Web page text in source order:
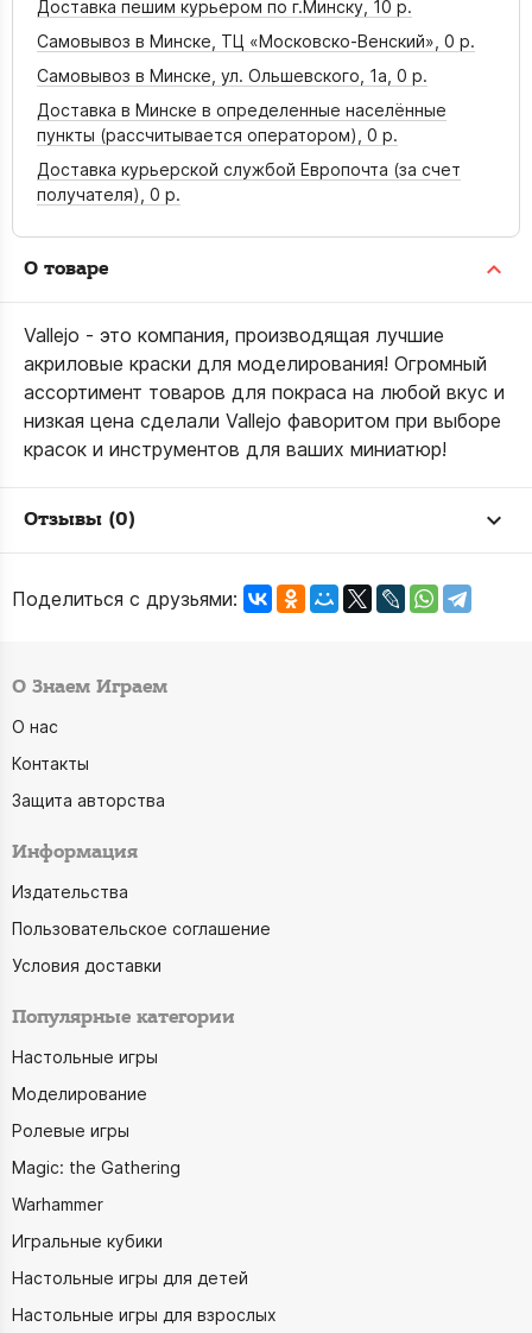
Доставка пешим курьером по г.Минску, 10 р.
Самовывоз в Минске, ТЦ «Московско-Венский», 0 р.
Самовывоз в Минске, ул. Ольшевского, 1а, 0 р.
Доставка в Минске в определенные населённые
пункты (рассчитывается оператором), 0 р.
Доставка курьерской службой Европочта (за счет
получателя), 0 р.
О товаре
Vallejo - это компания, производящая лучшие
акриловые краски для моделирования! Огромный
ассортимент товаров для покраса на любой вкус и
низкая цена сделали Vallejo фаворитом при выборе
красок и инструментов для ваших миниатюр!
Отзывы (0)
Поделиться с друзьями:
О Знаем Играем
О нас
Контакты
Защита авторства
Информация
Издательства
Пользовательское соглашение
Условия доставки
Популярные категории
Настольные игры
Моделирование
Ролевые игры
Magic: the Gathering
Warhammer
Игральные кубики
Настольные игры для детей
Настольные игры для взрослых